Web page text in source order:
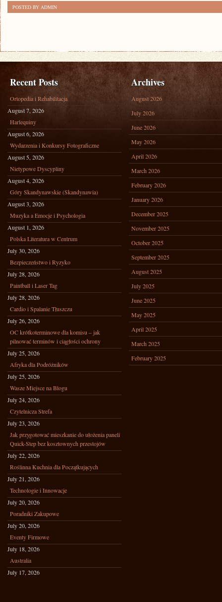
POSTED BY ADMIN
Recent Posts
Ortopedia i Rehabilitacja
August 7, 2026
Harlequiny
August 6, 2026
Wydarzenia i Konkursy Fotograficzne
August 5, 2026
Nietypowe Dyscypliny
August 4, 2026
Góry Skandynawskie (Skandynawia)
August 3, 2026
Muzyka a Emocje i Psychologia
August 1, 2026
Polska Literatura w Centrum
July 30, 2026
Bezpieczeństwo i Ryzyko
July 28, 2026
Paintball i Laser Tag
July 28, 2026
Cardio i Spalanie Tłuszczu
July 26, 2026
OC krótkoterminowe dla komisu – jak
pilnować terminów i ciągłości ochrony
July 25, 2026
Afryka dla Podróżników
July 25, 2026
Wasze Miejsce na Blogu
July 24, 2026
Czytelnicza Strefa
July 23, 2026
Jak przygotować mieszkanie do ułożenia paneli
Quick-Step bez kosztownych przestojów
July 22, 2026
Roślinna Kuchnia dla Początkujących
July 21, 2026
Technologie i Innowacje
July 20, 2026
Poradniki Zakupowe
July 20, 2026
Eventy Firmowe
July 18, 2026
Australia
July 17, 2026
Archives
August 2026
July 2026
June 2026
May 2026
April 2026
March 2026
February 2026
January 2026
December 2025
November 2025
October 2025
September 2025
August 2025
July 2025
June 2025
May 2025
April 2025
March 2025
February 2025